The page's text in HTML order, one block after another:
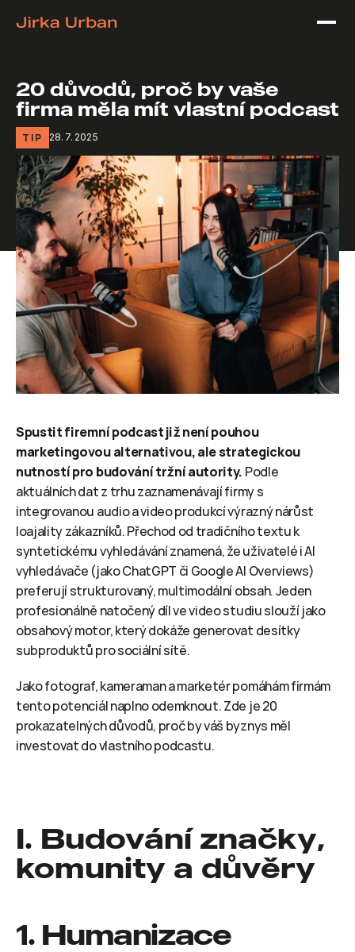
20 důvodů, proč by vaše
firma měla mít vlastní podcast
TIP 28. 7. 2025
Spustit firemní podcast již není pouhou
marketingovou alternativou, ale strategickou
nutností pro budování tržní autority. Podle
aktuálních dat z trhu zaznamenávají firmy s
integrovanou audio a video produkcí výrazný nárůst
loajality zákazníků. Přechod od tradičního textu k
syntetickému vyhledávání znamená, že uživatelé i AI
vyhledávače (jako ChatGPT či Google AI Overviews)
preferují strukturovaný, multimodální obsah. Jeden
profesionálně natočený díl ve video studiu slouží jako
obsahový motor, který dokáže generovat desítky
subproduktů pro sociální sítě.
Jako fotograf, kameraman a marketér pomáhám firmám
tento potenciál naplno odemknout. Zde je 20
prokazatelných důvodů, proč by váš byznys měl
investovat do vlastního podcastu.
I. Budování značky,
komunity a důvěry
1. Humanizace